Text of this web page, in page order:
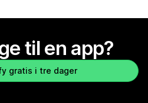
til en app?
gratis i tre dager